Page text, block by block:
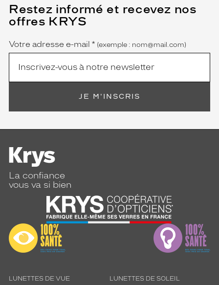
Restez informé et recevez nos
offres KRYS
Name
Votre adresse e-mail *
(Ce
champ
est
obligatoire)
(exemple : nom@mail.com)
JE M'INSCRIS
La confiance
vous va si bien
LUNETTES DE VUE LUNETTES DE SOLEIL